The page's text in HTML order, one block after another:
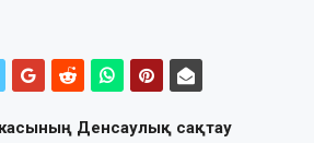
Денсаулық сақтау